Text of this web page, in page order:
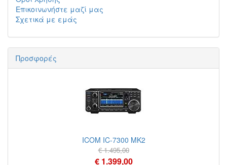
Επικοινωνήστε μαζί μας
Σχετικά με εμάς
Προσφορές
ICOM IC-7300 MK2
€ 1.495,00
€ 1.399,00